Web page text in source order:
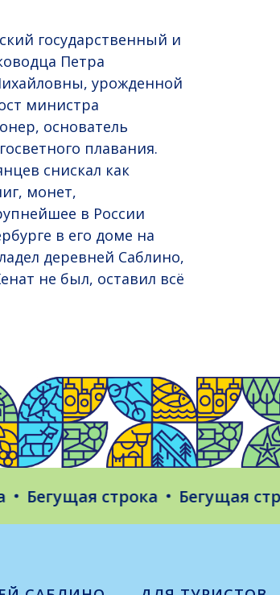
государственный и
Петра
урожденной
министра
основатель
плавания.
снискал как
монет,
в России
в его доме на
деревней Саблино,
не был, оставил всё
строка Бегущая строка